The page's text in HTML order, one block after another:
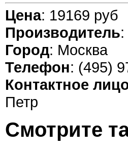
Цена: 19169 руб
Производитель
Город: Москва
Телефон: (495)
Контактное
Петр
Смотрите